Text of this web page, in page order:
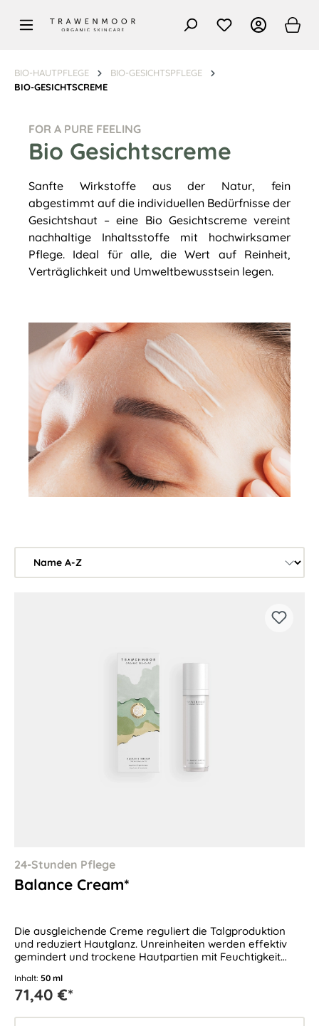
springen
BIO-HAUTPFLEGE
BIO-GESICHTSPFLEGE
BIO-GESICHTSCREME
FOR A PURE FEELING
Bio Gesichtscreme
Sanfte Wirkstoffe aus der Natur, fein
abgestimmt auf die individuellen Bedürfnisse der
Gesichtshaut – eine Bio Gesichtscreme vereint
nachhaltige Inhaltsstoffe mit hochwirksamer
Pflege. Ideal für alle, die Wert auf Reinheit,
Verträglichkeit und Umweltbewusstsein legen.
24-Stunden Pflege
Balance Cream*
Die ausgleichende Creme reguliert die Talgproduktion
und reduziert Hautglanz. Unreinheiten werden effektiv
gemindert und trockene Hautpartien mit Feuchtigkeit
unreine Haut.
Inhalt: 50 ml
71,40 €*